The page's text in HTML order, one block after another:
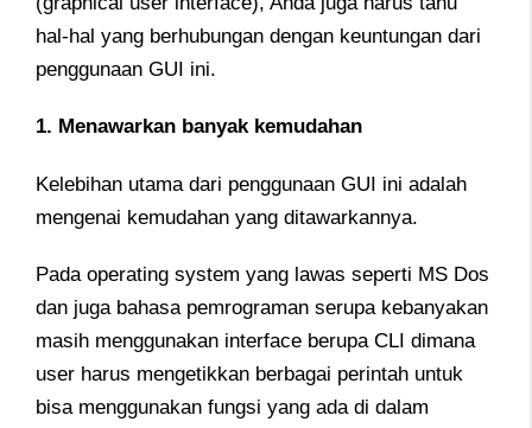
hal-hal yang berhubungan dengan keuntungan dari
penggunaan GUI ini.
1. Menawarkan banyak kemudahan
Kelebihan utama dari penggunaan GUI ini adalah
mengenai kemudahan yang ditawarkannya.
Pada operating system yang lawas seperti MS Dos
dan juga bahasa pemrograman serupa kebanyakan
masih menggunakan interface berupa CLI dimana
user harus mengetikkan berbagai perintah untuk
bisa menggunakan fungsi yang ada di dalam